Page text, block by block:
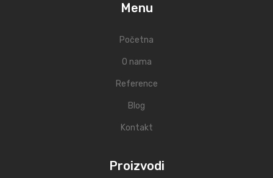
Menu
Početna
O nama
Reference
Blog
Kontakt
Proizvodi